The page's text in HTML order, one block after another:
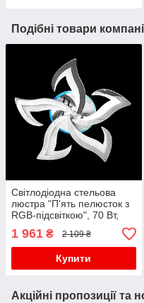
Подібні товари
Світлодіодна стельова
люстра "П'ять пелюсток з
RGB-підсвіткою", 70 Вт,
хромовий колір
1 961 ₴ 2 109 ₴
Купити
Акційні пропозиції та